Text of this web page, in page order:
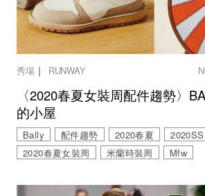
秀場 ｜ RUNWAY
〈2020春夏女裝周配件趨勢〉
的小屋
Bally 配件趨勢 2020春夏
2020SS
2020春夏女裝周
米蘭時裝周 Mfw